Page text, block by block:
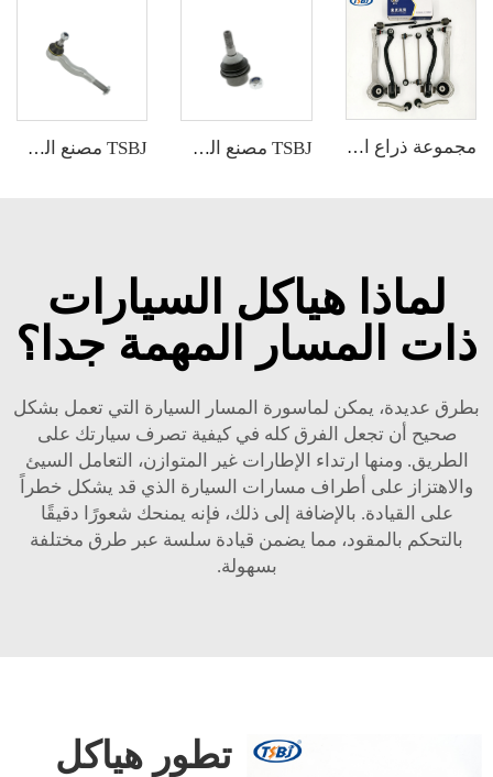
مجموعة ذراع التحكم من قطع الغيار الأصلية للمصنع لسيارات مرسيدس W203 OE 2033303411 2033202889 A2033304003 2303380015 TSBJ مصنع الجملة عالي الجودة للمفاصل الكرة لـ GRAND CHEROKEE IV (WK, WK2) 2011- الأصلي 68069647AA CH-ES-13883 TSBJ مصنع الجملة عالي الجودة لنهاية ذراع القيادة لـ MITSUBISHI PAJERO الأصلي MB831044
لماذا هياكل السيارات
ذات المسار المهمة جدا؟
بطرق عديدة، يمكن لماسورة المسار السيارة التي تعمل بشكل
صحيح أن تجعل الفرق كله في كيفية تصرف سيارتك على
الطريق. ومنها ارتداء الإطارات غير المتوازن، التعامل السيئ
والاهتزاز على أطراف مسارات السيارة الذي قد يشكل خطراً
على القيادة. بالإضافة إلى ذلك، فإنه يمنحك شعورًا دقيقًا
بالتحكم بالمقود، مما يضمن قيادة سلسة عبر طرق مختلفة
بسهولة.
تطور هياكل